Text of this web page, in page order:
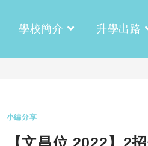
學校簡介 升學出路
小編分享
【文昌位 2022】2